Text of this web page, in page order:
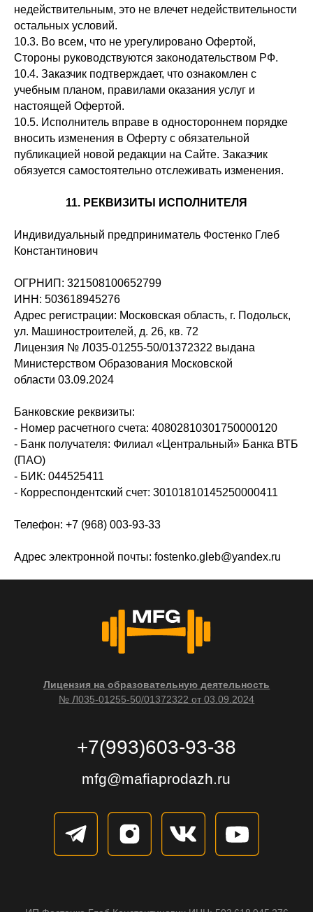
недействительным, это не влечет недействительности
остальных условий.
10.3. Во всем, что не урегулировано Офертой,
Стороны руководствуются законодательством РФ.
10.4. Заказчик подтверждает, что ознакомлен с
учебным планом, правилами оказания услуг и
настоящей Офертой.
10.5. Исполнитель вправе в одностороннем порядке
вносить изменения в Оферту с обязательной
публикацией новой редакции на Сайте. Заказчик
обязуется самостоятельно отслеживать изменения.
11. РЕКВИЗИТЫ ИСПОЛНИТЕЛЯ
Индивидуальный предприниматель Фостенко Глеб
Константинович
ОГРНИП: 321508100652799
ИНН: 503618945276
Адрес регистрации: Московская область, г. Подольск,
ул. Машиностроителей, д. 26, кв. 72
Лицензия № Л035-01255-50/01372322 выдана
Министерством Образования Московской
области 03.09.2024
Банковские реквизиты:
- Номер расчетного счета: 40802810301750000120
- Банк получателя: Филиал «Центральный» Банка ВТБ
(ПАО)
- БИК: 044525411
- Корреспондентский счет: 30101810145250000411
Телефон: +7 (968) 003-93-33
Адрес электронной почты: fostenko.gleb@yandex.ru